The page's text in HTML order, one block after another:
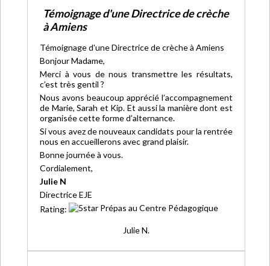
Témoignage d'une Directrice de crèche
à Amiens
Témoignage d'une Directrice de crèche à Amiens
Bonjour Madame,
Merci à vous de nous transmettre les résultats,
c’est très gentil ?
Nous avons beaucoup apprécié l’accompagnement
de Marie, Sarah et Kip. Et aussi la manière dont est
organisée cette forme d’alternance.
Si vous avez de nouveaux candidats pour la rentrée
nous en accueillerons avec grand plaisir.
Bonne journée à vous.
Cordialement,
Julie N
Directrice EJE
Rating:
Julie N.